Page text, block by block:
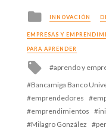
Posted
in
INNOVACIÓN
EMPRESAS Y
PARA APRENDER
Tagged
with
aprendo y
Bancamiga Banco
emprendedores
emprendimientos
Milagro González